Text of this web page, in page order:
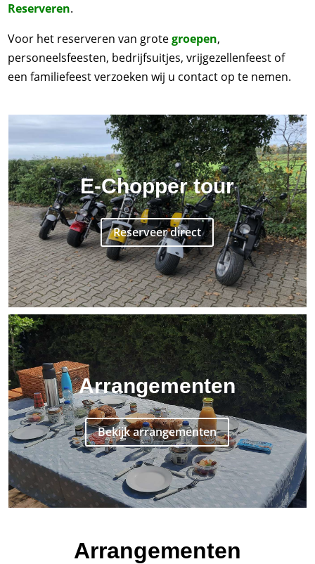
Reserveren.
Voor het reserveren van grotegroepen,
personeelsfeesten, bedrijfsuitjes, vrijgezellenfeest of
een familiefeest verzoeken wij u contact op te nemen.
E-Chopper tour
Reserveer direct
Arrangementen
Bekijk arrangementen
Arrangementen